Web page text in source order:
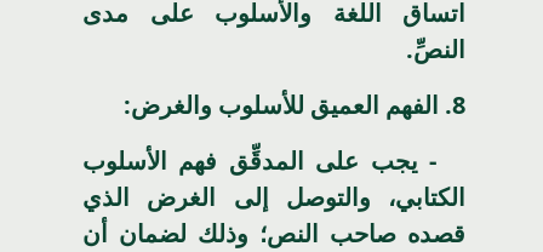
اتساق اللغة والأسلوب على مدى
النصِّ.
8. الفهم العميق للأسلوب والغرض:
- يجب على المدقِّق فهم الأسلوب
الكتابي، والتوصل إلى الغرض الذي
قصده صاحب النص؛ وذلك لضمان أن